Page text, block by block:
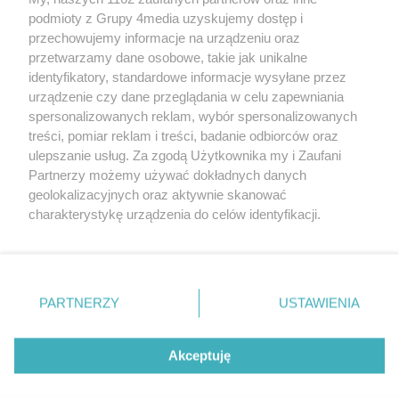
Redakcja Reklama Prywatność
Praca Łódź
the:protocol
Facebook.com
Youtube.com
podmioty z Grupy 4media uzyskujemy dostęp i
przechowujemy informacje na urządzeniu oraz
przetwarzamy dane osobowe, takie jak unikalne
identyfikatory, standardowe informacje wysyłane przez
urządzenie czy dane przeglądania w celu zapewniania
spersonalizowanych reklam, wybór spersonalizowanych
treści, pomiar reklam i treści, badanie odbiorców oraz
ulepszanie usług. Za zgodą Użytkownika my i Zaufani
Partnerzy możemy używać dokładnych danych
geolokalizacyjnych oraz aktywnie skanować
charakterystykę urządzenia do celów identyfikacji.
zmienić/wycofać klikając przycisk ustawień prywatności
znajdujący się w lewym dolnym rogu strony
. Niektóre
użytkownika, ale masz prawo sprzeciwić się takiemu
przetwarzaniu. Preferencje będą miały zastosowania tylko
PARTNERZY USTAWIENIA
Akceptuję